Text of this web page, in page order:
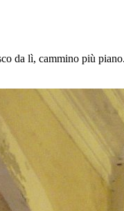
da lì, cammino più piano.